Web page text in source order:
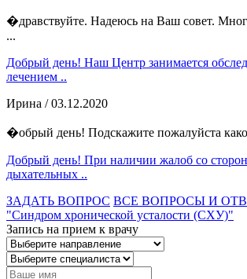
�дравствуйте. Надеюсь на Ваш совет.
...
Добрый день! Наш Центр занимается
лечением ..
Ирина / 03.12.2020
�обрый день! Подскажите пожалуйста
Добрый день! При наличии жалоб со
дыхательных ..
ЗАДАТЬ ВОПРОС ВСЕ ВОПРОСЫ И
"Синдром хронической усталости (СХУ)"
Запись на прием к врачу